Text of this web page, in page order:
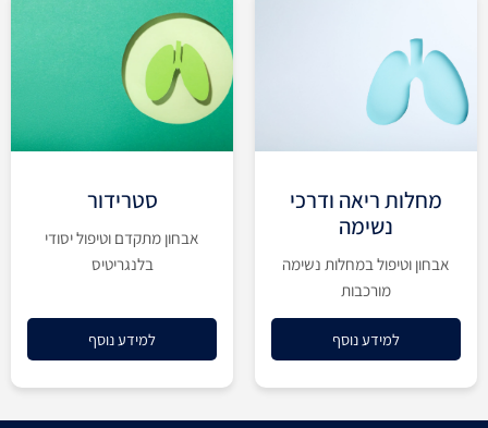
מחלות ריאה ודרכי
נשימה
אבחון וטיפול במחלות נשימה
מורכבות
למידע נוסף
סטרידור
אבחון מתקדם וטיפול יסודי
בלנגריטיס
למידע נוסף